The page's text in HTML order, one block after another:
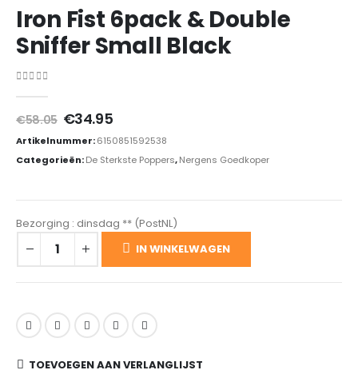
Iron Fist 6pack & Double
Sniffer Small Black
€58.05 Oorspronkelijke
was:
€58.05.
€34.95Huidige
is:
€34.95.
Artikelnummer:6150851592538
Categorieën:De Sterkste Poppers,Nergens Goedkoper
Bezorging : dinsdag ** (PostNL)
IN WINKELWAGEN
TOEVOEGEN AAN VERLANGLIJST